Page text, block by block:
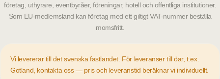
företag, uthyrare, eventbyråer, föreningar, hotell och offentliga institutioner.
Som EU-medlemsland kan företag med ett giltigt VAT-nummer beställa
momsfritt.
Vi levererar till det svenska fastlandet. För leveranser till öar, t.ex.
Gotland, kontakta oss — pris och leveranstid beräknar vi individuellt.